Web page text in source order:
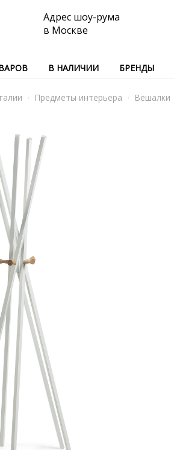
Адрес шоу-рума
в Москве
В НАЛИЧИИ БРЕНДЫ
Предметы интерьера Вешалки